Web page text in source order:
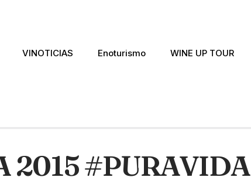
VINOTICIAS Enoturismo WINE UP TOUR
2015 #PURAVIDA